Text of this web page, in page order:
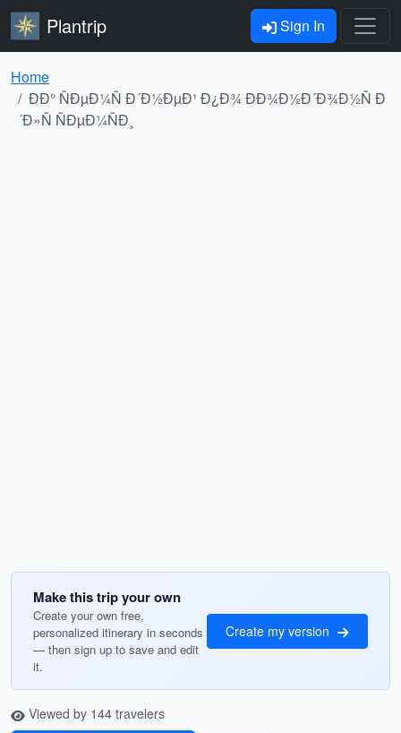
Plantrip Sign In
Home
ÐÐ° ÑÐµÐ¼Ñ Ð´Ð½ÐµÐ¹ Ð¿Ð¾ ÐÐ¾Ð½Ð´Ð¾Ð½Ñ Ð
´Ð»Ñ ÑÐµÐ¼ÑÐ¸
Make this trip your own
Create your own free,
personalized itinerary in seconds
— then sign up to save and edit
it.
Create my version
Viewed by 144 travelers